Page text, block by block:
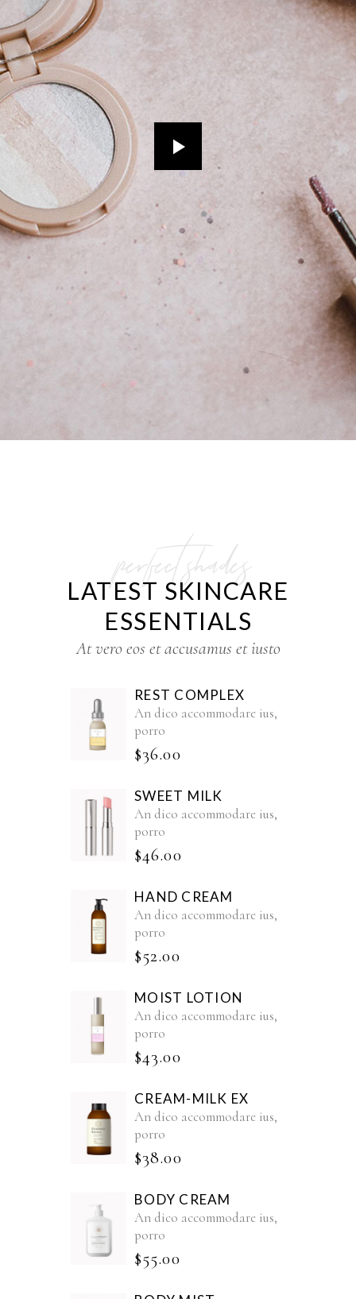
perfect shades
LATEST SKINCARE
ESSENTIALS
At vero eos et accusamus et iusto
REST COMPLEX
An dico accommodare ius,
porro
$36.00
SWEET MILK
An dico accommodare ius,
porro
$46.00
HAND CREAM
An dico accommodare ius,
porro
$52.00
MOIST LOTION
An dico accommodare ius,
porro
$43.00
CREAM-MILK EX
An dico accommodare ius,
porro
$38.00
BODY CREAM
An dico accommodare ius,
porro
$55.00